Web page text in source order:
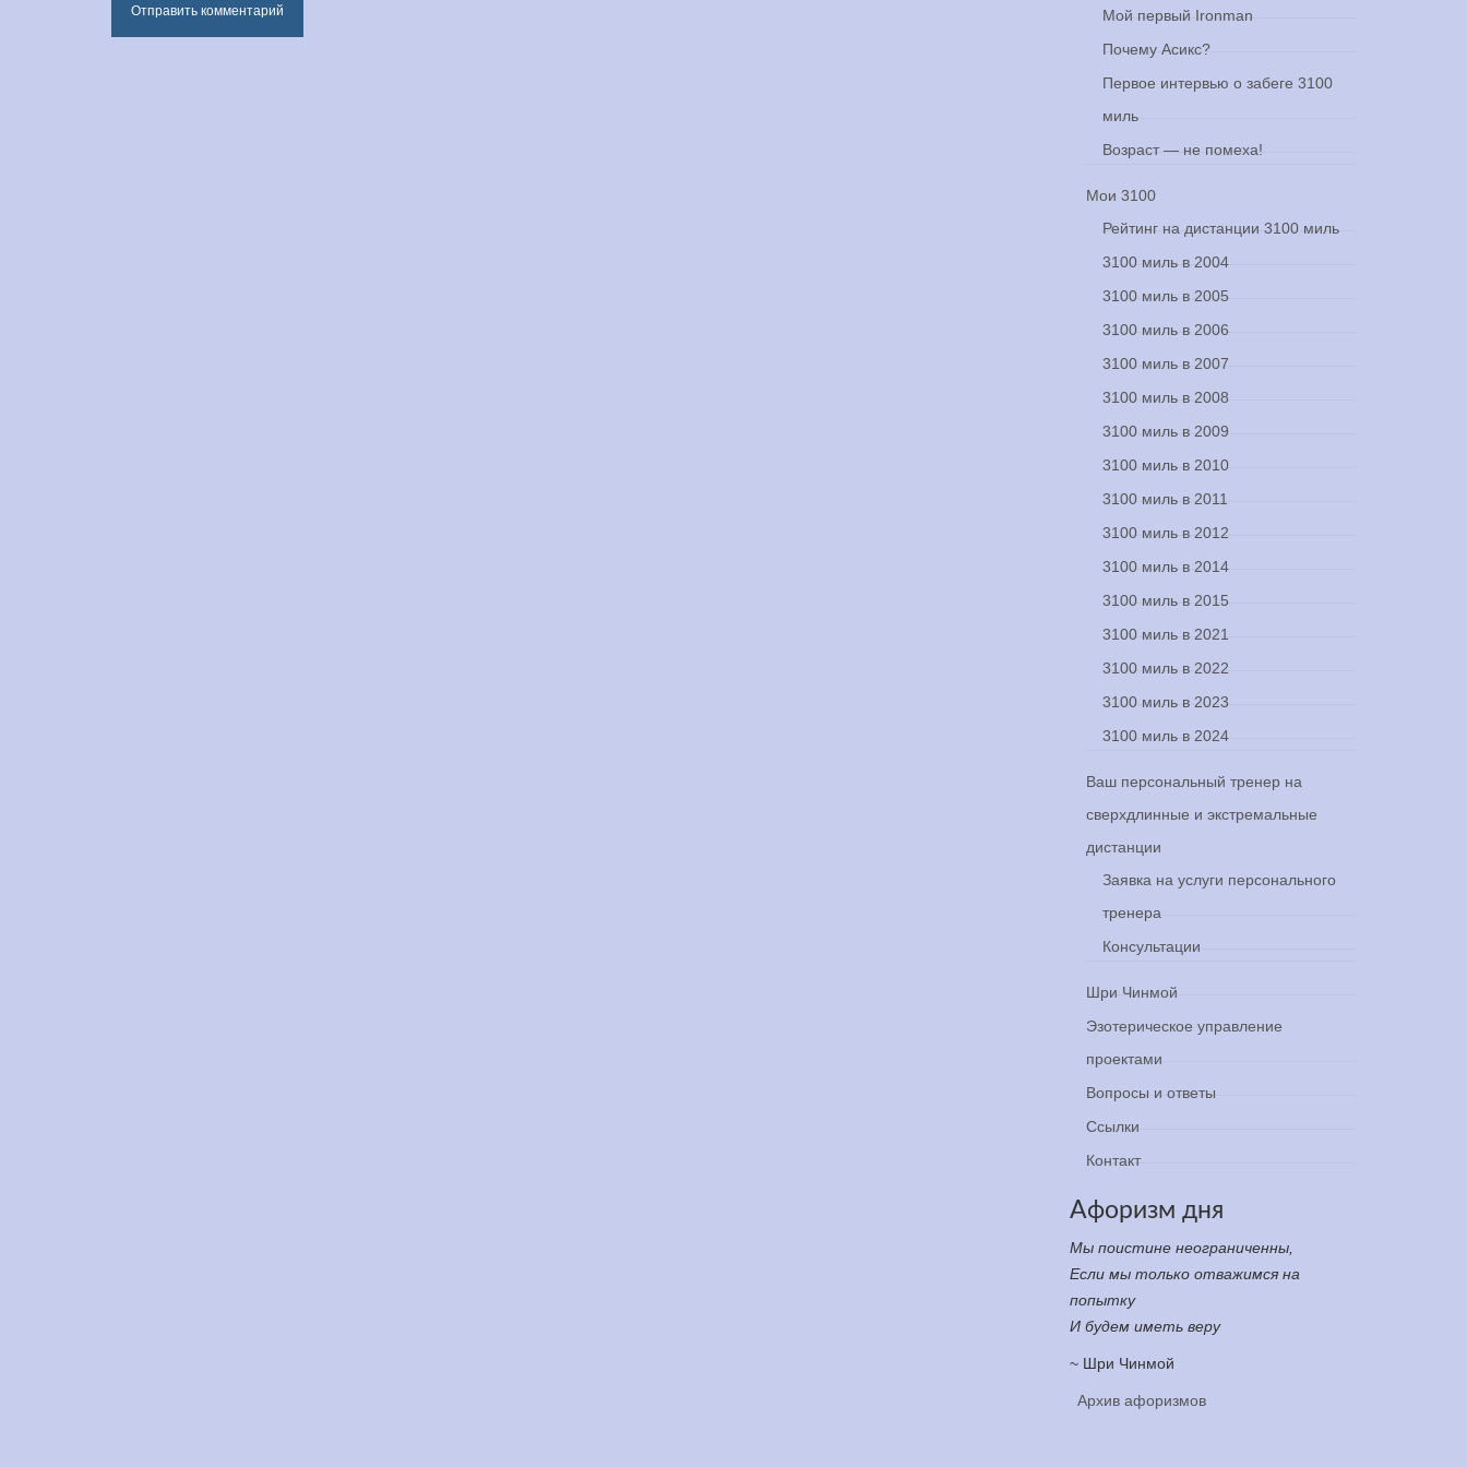
Мой первый Ironman
Почему Асикс?
Первое интервью о забеге 3100
миль
Возраст — не помеха!
Мои 3100
Рейтинг на дистанции 3100 миль
3100 миль в 2004
3100 миль в 2005
3100 миль в 2006
3100 миль в 2007
3100 миль в 2008
3100 миль в 2009
3100 миль в 2010
3100 миль в 2011
3100 миль в 2012
3100 миль в 2014
3100 миль в 2015
3100 миль в 2021
3100 миль в 2022
3100 миль в 2023
3100 миль в 2024
Ваш персональный тренер на
сверхдлинные и экстремальные
дистанции
Заявка на услуги персонального
тренера
Консультации
Шри Чинмой
Эзотерическое управление
проектами
Вопросы и ответы
Ссылки
Контакт
Афоризм дня
Мы поистине неограниченны,
Если мы только отважимся на
попытку
И будем иметь веру
~ Шри Чинмой
Архив афоризмов